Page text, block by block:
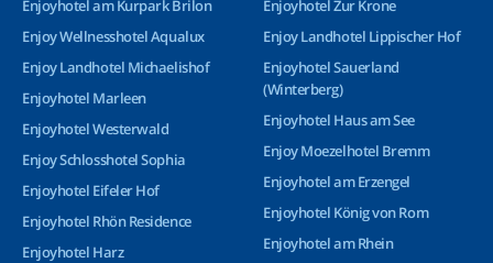
Enjoyhotel am Kurpark Brilon
Enjoy Wellnesshotel Aqualux
Enjoy Landhotel Michaelishof
Enjoyhotel Marleen
Enjoyhotel Westerwald
Enjoy Schlosshotel Sophia
Enjoyhotel Eifeler Hof
Enjoyhotel Rhön Residence
Enjoyhotel Harz
Enjoyhotel Zur Krone
Enjoy Landhotel Lippischer Hof
Enjoyhotel Sauerland
(Winterberg)
Enjoyhotel Haus am See
Enjoy Moezelhotel Bremm
Enjoyhotel am Erzengel
Enjoyhotel König von Rom
Enjoyhotel am Rhein